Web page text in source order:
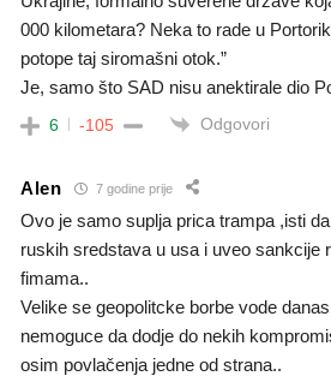
000 kilometara? Neka to rade u
potope taj siromašni otok.”
Je, samo što SAD nisu anektirale dio
6 -105 Odgovori
Alen 7 godine prije
Ovo je samo suplja prica trampa ,isti
ruskih sredstava u usa i uveo sankcije
fimama..
Velike se geopolitcke borbe vode
nemoguce da dodje do nekih
osim povlačenja jedne od strana..